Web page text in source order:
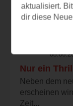
Nur ein
Neben dem
erscheinen
Zeit...
aktualisiert.
dir diese